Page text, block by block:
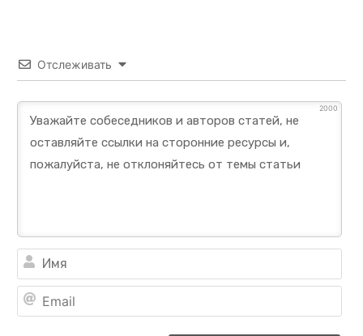
Отслеживать
2000